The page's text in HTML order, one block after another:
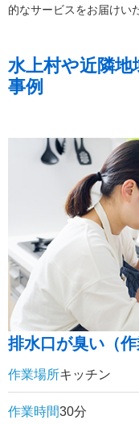
的なサービスをお届けい
水上村や近隣
事例
排水口が臭い（作
作業場所キッチン
作業時間30分